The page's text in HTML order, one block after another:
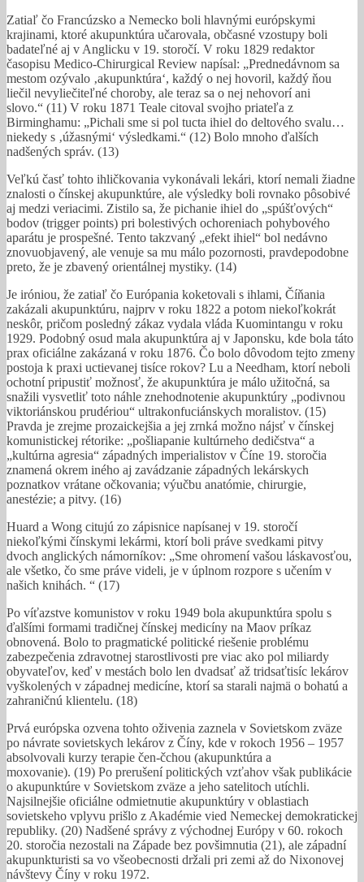
Zatiaľ čo Francúzsko a Nemecko boli hlavnými európskymi
krajinami, ktoré akupunktúra učarovala, občasné vzostupy boli
badateľné aj v Anglicku v 19. storočí. V roku 1829 redaktor
časopisu Medico-Chirurgical Review napísal: „Prednedávnom sa
mestom ozývalo ‚akupunktúra‘, každý o nej hovoril, každý ňou
liečil nevyliečiteľné choroby, ale teraz sa o nej nehovorí ani
slovo.“ (11) V roku 1871 Teale citoval svojho priateľa z
Birminghamu: „Pichali sme si pol tucta ihiel do deltového svalu…
niekedy s ‚úžasnými‘ výsledkami.“ (12) Bolo mnoho ďalších
nadšených správ. (13)
Veľkú časť tohto ihličkovania vykonávali lekári, ktorí nemali žiadne
znalosti o čínskej akupunktúre, ale výsledky boli rovnako pôsobivé
aj medzi veriacimi. Zistilo sa, že pichanie ihiel do „spúšťových“
bodov (trigger points) pri bolestivých ochoreniach pohybového
aparátu je prospešné. Tento takzvaný „efekt ihiel“ bol nedávno
znovuobjavený, ale venuje sa mu málo pozornosti, pravdepodobne
preto, že je zbavený orientálnej mystiky. (14)
Je iróniou, že zatiaľ čo Európania koketovali s ihlami, Číňania
zakázali akupunktúru, najprv v roku 1822 a potom niekoľkokrát
neskôr, pričom posledný zákaz vydala vláda Kuomintangu v roku
1929. Podobný osud mala akupunktúra aj v Japonsku, kde bola táto
prax oficiálne zakázaná v roku 1876. Čo bolo dôvodom tejto zmeny
postoja k praxi uctievanej tisíce rokov? Lu a Needham, ktorí neboli
ochotní pripustiť možnosť, že akupunktúra je málo užitočná, sa
snažili vysvetliť toto náhle znehodnotenie akupunktúry „podivnou
viktoriánskou prudériou“ ultrakonfuciánskych moralistov. (15)
Pravda je zrejme prozaickejšia a jej zrnká možno nájsť v čínskej
komunistickej rétorike: „pošliapanie kultúrneho dedičstva“ a
„kultúrna agresia“ západných imperialistov v Číne 19. storočia
znamená okrem iného aj zavádzanie západných lekárskych
poznatkov vrátane očkovania; výučbu anatómie, chirurgie,
anestézie; a pitvy. (16)
Huard a Wong citujú zo zápisnice napísanej v 19. storočí
niekoľkými čínskymi lekármi, ktorí boli práve svedkami pitvy
dvoch anglických námorníkov: „Sme ohromení vašou láskavosťou,
ale všetko, čo sme práve videli, je v úplnom rozpore s učením v
našich knihách. “ (17)
Po víťazstve komunistov v roku 1949 bola akupunktúra spolu s
ďalšími formami tradičnej čínskej medicíny na Maov príkaz
obnovená. Bolo to pragmatické politické riešenie problému
zabezpečenia zdravotnej starostlivosti pre viac ako pol miliardy
obyvateľov, keď v mestách bolo len dvadsať až tridsaťtisíc lekárov
vyškolených v západnej medicíne, ktorí sa starali najmä o bohatú a
zahraničnú klientelu. (18)
Prvá európska ozvena tohto oživenia zaznela v Sovietskom zväze
po návrate sovietskych lekárov z Číny, kde v rokoch 1956 – 1957
absolvovali kurzy terapie čen-čchou (akupunktúra a
moxovanie). (19) Po prerušení politických vzťahov však publikácie
o akupunktúre v Sovietskom zväze a jeho satelitoch utíchli.
Najsilnejšie oficiálne odmietnutie akupunktúry v oblastiach
sovietskeho vplyvu prišlo z Akadémie vied Nemeckej demokratickej
republiky. (20) Nadšené správy z východnej Európy v 60. rokoch
20. storočia nezostali na Západe bez povšimnutia (21), ale západní
akupunkturisti sa vo všeobecnosti držali pri zemi až do Nixonovej
návštevy Číny v roku 1972.